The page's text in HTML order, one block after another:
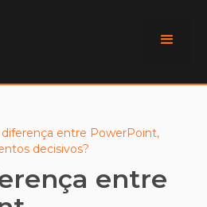
diferença entre PowerPoint,
decisivos?
entre